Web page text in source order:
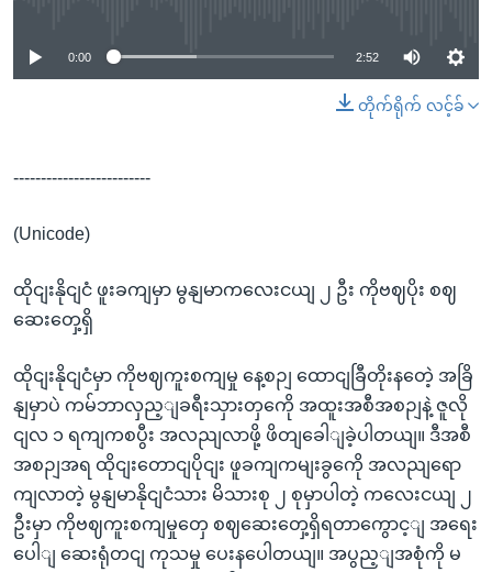
0:00 2:52
တိုက်ရိုက် လင့်ခ်
-------------------------
(Unicode)
ထိုငျးနိုငျငံ ဖူးခကျမှာ မွနျမာကလေးငယျ ၂ ဦး ကိုဗဈပိုး စဈ
ဆေးတှေ့ရှိ
ထိုငျးနိုငျငံမှာ ကိုဗဈကူးစကျမှု နေ့စဉျ ထောငျခြီတိုးနတေဲ့ အခြိ
နျမှာပဲ ကမ်ဘာလှည့ျခရီးသှားတှကေို အထူးအစီအစဉျနဲ့ ဇူလို
ငျလ ၁ ရကျကစပွီး အလညျလာဖို့ ဖိတျခေါျခဲ့ပါတယျ။ ဒီအစီ
အစဉျအရ ထိုငျးတောငျပိုငျး ဖူခကျကမျးခွကေို အလညျရော
ကျလာတဲ့ မွနျမာနိုငျငံသား မိသားစု ၂ စုမှာပါတဲ့ ကလေးငယျ ၂
ဦးမှာ ကိုဗဈကူးစကျမှုတှေ စဈဆေးတှေ့ရှိရတာကွောင့ျ အရေး
ပေါျ ဆေးရုံတငျ ကုသမှု ပေးနပေါတယျ။ အပွည့ျအစုံကို မ